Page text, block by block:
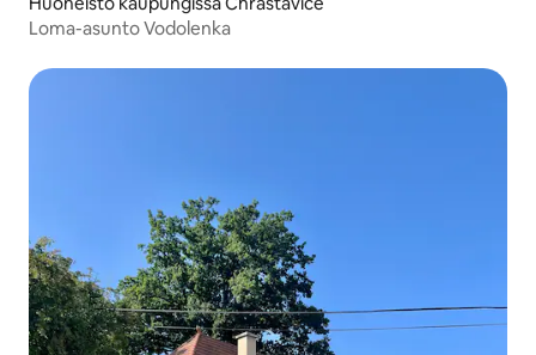
Loma-asunto Vodolenka